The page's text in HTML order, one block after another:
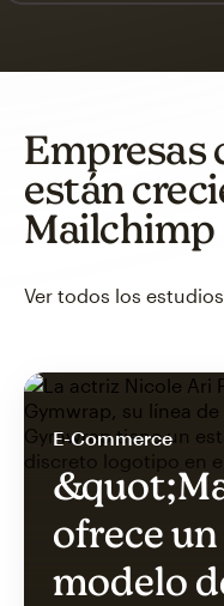
Empresas
están
Mailchimp
Ver todos los
E-Commerce
ofrece
modelo